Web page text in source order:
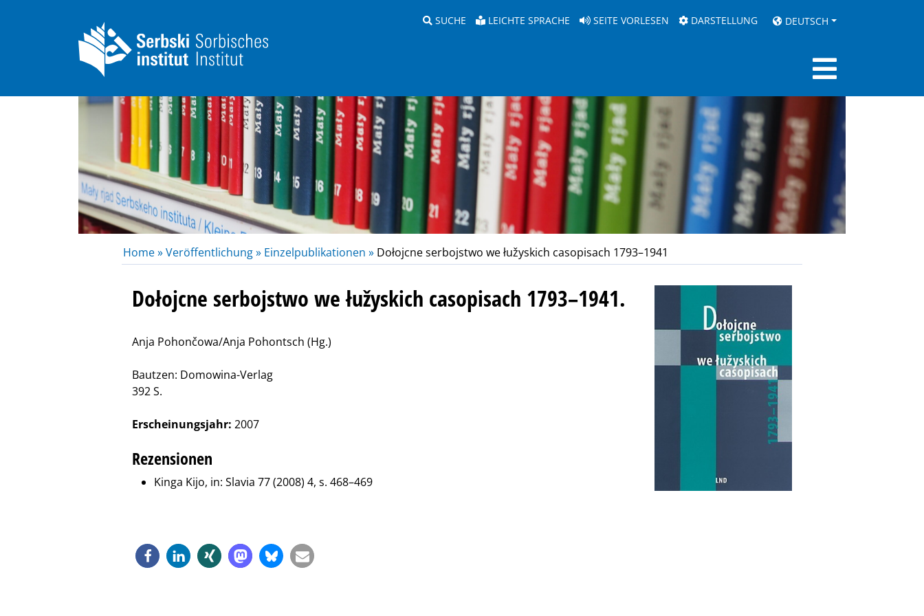
SUCHE LEICHTE SPRACHE SEITE VORLESEN DARSTELLUNG DEUTSCH
Home »Veröffentlichung » Einzelpublikationen » Dołojcne serbojstwo we łužyskich casopisach 1793–1941
Dołojcne serbojstwo we łužyskich casopisach 1793–1941.
Anja Pohončowa/Anja Pohontsch (Hg.)
Bautzen: Domowina-Verlag
392 S.
Erscheinungsjahr: 2007
Rezensionen
Kinga Kijo, in: Slavia 77 (2008) 4, s. 468–469